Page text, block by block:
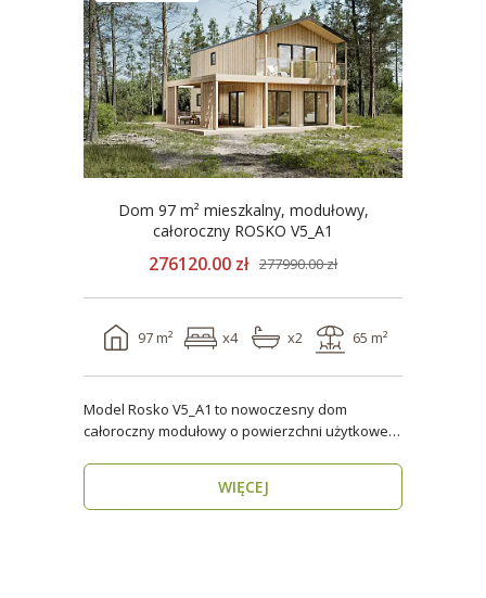
Dom 97 m² mieszkalny, modułowy,
całoroczny ROSKO V5_A1
276120.00 zł 277990.00 zł
97 m² x4 x2 65 m²
Model Rosko V5_A1 to nowoczesny dom
całoroczny modułowy o powierzchni użytkowej
WIĘCEJ